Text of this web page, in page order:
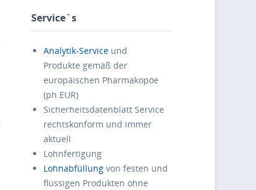
Service´s
Analytik-Serviceund
Produkte gemäß der
europäischen Pharmakopöe
(ph.EUR)
Sicherheitsdatenblatt Service
rechtskonform und immer
aktuell
Lohnfertigung
Lohnabfüllungvon festen und
flüssigen Produkten ohne